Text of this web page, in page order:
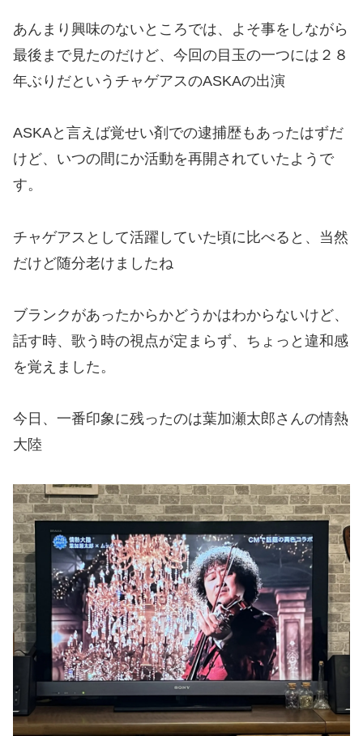
あんまり興味のないところでは、よそ事をしながら
最後まで見たのだけど、今回の目玉の一つには２８
年ぶりだというチャゲアスのASKAの出演
ASKAと言えば覚せい剤での逮捕歴もあったはずだ
けど、いつの間にか活動を再開されていたようで
す。
チャゲアスとして活躍していた頃に比べると、当然
だけど随分老けましたね
ブランクがあったからかどうかはわからないけど、
話す時、歌う時の視点が定まらず、ちょっと違和感
を覚えました。
今日、一番印象に残ったのは葉加瀬太郎さんの情熱
大陸